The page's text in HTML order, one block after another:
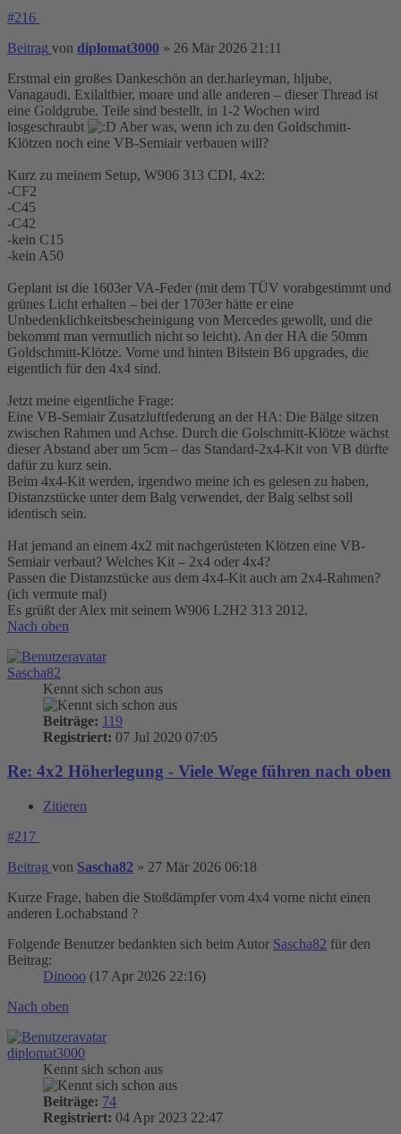
#216
Beitrag von diplomat3000 » 26 Mär 2026 21:11
Erstmal ein großes Dankeschön an der.harleyman, hljube,
Vanagaudi, Exilaltbier, moare und alle anderen – dieser Thread ist
eine Goldgrube. Teile sind bestellt, in 1-2 Wochen wird
losgeschraubt
Aber was, wenn ich zu den Goldschmitt-
Klötzen noch eine VB-Semiair verbauen will?
Kurz zu meinem Setup, W906 313 CDI, 4x2:
-CF2
-C45
-C42
-kein C15
-kein A50
Geplant ist die 1603er VA-Feder (mit dem TÜV vorabgestimmt und
grünes Licht erhalten – bei der 1703er hätte er eine
Unbedenklichkeitsbescheinigung von Mercedes gewollt, und die
bekommt man vermutlich nicht so leicht). An der HA die 50mm
Goldschmitt-Klötze. Vorne und hinten Bilstein B6 upgrades, die
eigentlich für den 4x4 sind.
Jetzt meine eigentliche Frage:
Eine VB-Semiair Zusatzluftfederung an der HA: Die Bälge sitzen
zwischen Rahmen und Achse. Durch die Golschmitt-Klötze wächst
dieser Abstand aber um 5cm – das Standard-2x4-Kit von VB dürfte
dafür zu kurz sein.
Beim 4x4-Kit werden, irgendwo meine ich es gelesen zu haben,
Distanzstücke unter dem Balg verwendet, der Balg selbst soll
identisch sein.
Hat jemand an einem 4x2 mit nachgerüsteten Klötzen eine VB-
Semiair verbaut? Welches Kit – 2x4 oder 4x4?
Passen die Distanzstücke aus dem 4x4-Kit auch am 2x4-Rahmen?
(ich vermute mal)
Es grüßt der Alex mit seinem W906 L2H2 313 2012.
Nach oben
Sascha82
Kennt sich schon aus
Beiträge: 119
Registriert: 07 Jul 2020 07:05
Re: 4x2 Höherlegung - Viele Wege führen nach oben
Zitieren
#217
Beitrag von Sascha82 » 27 Mär 2026 06:18
Kurze Frage, haben die Stoßdämpfer vom 4x4 vorne nicht einen
anderen Lochabstand ?
Folgende Benutzer bedankten sich beim Autor Sascha82 für den
Beitrag:
Dinooo (17 Apr 2026 22:16)
Nach oben
diplomat3000
Kennt sich schon aus
Beiträge: 74
Registriert: 04 Apr 2023 22:47